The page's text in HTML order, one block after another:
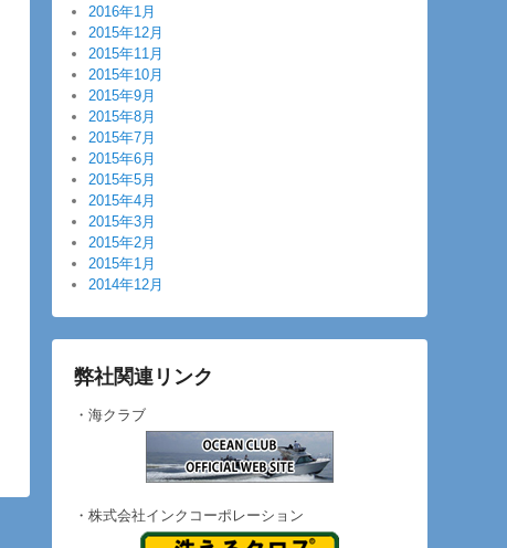
2016年1月
2015年12月
2015年11月
2015年10月
2015年9月
2015年8月
2015年7月
2015年6月
2015年5月
2015年4月
2015年3月
2015年2月
2015年1月
2014年12月
弊社関連リンク
・海クラブ
・株式会社インクコーポレーション